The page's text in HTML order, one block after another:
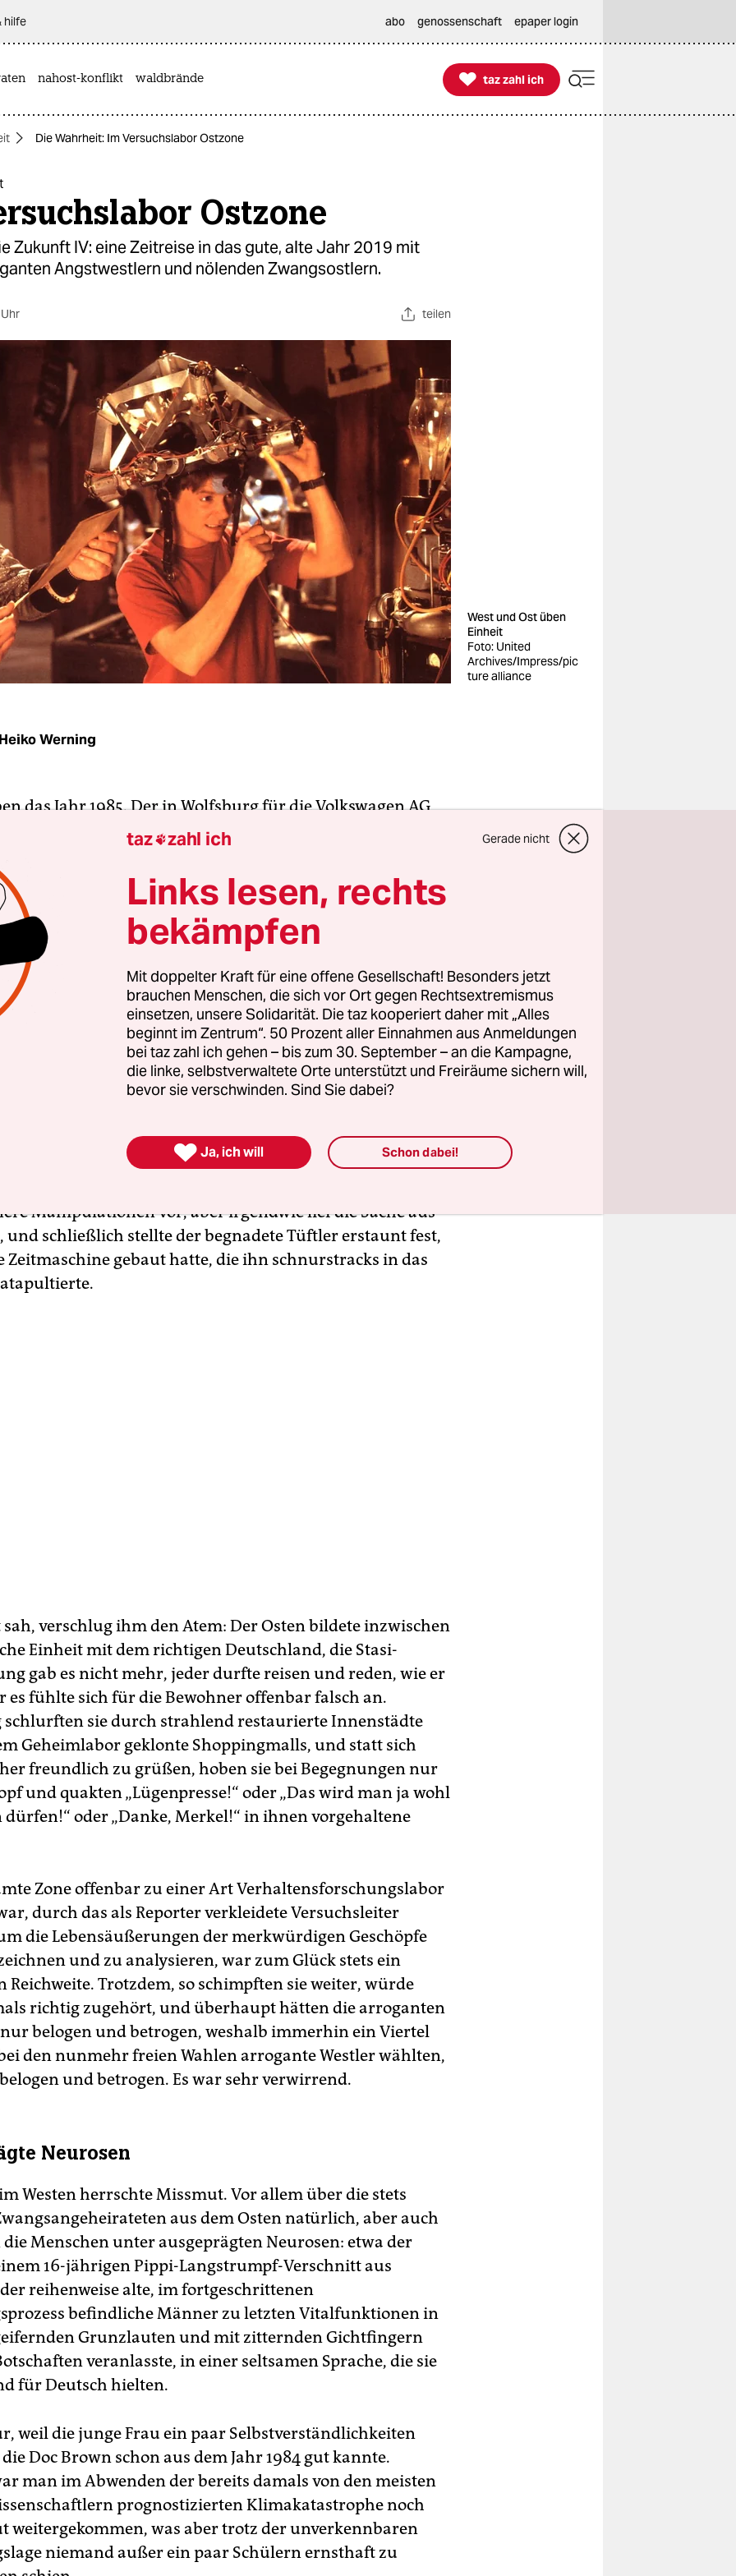
hilfe abo genossenschaft epaper login
nahost-konflikt waldbrände 
taz zahl ich
taz zahl ich
Die Wahrheit: Im Versuchslabor Ostzone
Ostzone
Zukunft IV: eine Zeitreise in das gute, alte Jahr 2019 mit
Angstwestlern und nölenden Zwangsostlern.
teilen
West und Ost üben
Einheit
Foto: United
Archives/Impress/pic
ture alliance
Heiko Werning
das Jahr 1985. Der in Wolfsburg für die Volkswagen AG
Ingenieur Dr. Emmett „Doc“ Brown erhält einen
Die deutsche Regierung – also die richtige deutsche
aus dem eigentlichen Deutschland; natürlich nicht die aus
Diaspora im Osten in Stasi-Dauerüberwachung –
Einführung eines Katalysators für alle Autos mit
beschlossen, was immerhin 5.000 D-Mark pro Karre
Ein Sümmchen, mit dem man aber auch viel Nützliches
die Hochzeit von Gerhard Schröder mit seiner Hiltrud
ein paar Drückerkolonnen für den jungen Carsten
organisieren, Werbung im gerade frisch gestarteten
schalten. Alles besser, als das schöne Geld für das
Luftreinhaltungsgrenzwerte auszugeben, von
Manipulationen vor, aber irgendwie lief die Sache aus
und schließlich stellte der begnadete Tüftler erstaunt fest,
Zeitmaschine gebaut hatte, die ihn schnurstracks in das
sah, verschlug ihm den Atem: Der Osten bildete inzwischen
Einheit mit dem richtigen Deutschland, die Stasi-
gab es nicht mehr, jeder durfte reisen und reden, wie er
es fühlte sich für die Bewohner offenbar falsch an.
sie durch strahlend restaurierte Innenstädte
Geheimlabor geklonte Shoppingmalls, und statt sich
freundlich zu grüßen, hoben sie bei Begegnungen nur
und quakten „Lügenpresse!“ oder „Das wird man ja wohl
dürfen!“ oder „Danke, Merkel!“ in ihnen vorgehaltene
Zone offenbar zu einer Art Verhaltensforschungslabor
durch das als Reporter verkleidete Versuchsleiter
die Lebensäußerungen der merkwürdigen Geschöpfe
und zu analysieren, war zum Glück stets ein
Trotzdem, so schimpften sie weiter, würde
richtig zugehört, und überhaupt hätten die arroganten
nur belogen und betrogen, weshalb immerhin ein Viertel
den nunmehr freien Wahlen arrogante Westler wählten,
und betrogen. Es war sehr verwirrend.
Neurosen
Westen herrschte Missmut. Vor allem über die stets
aus dem Osten natürlich, aber auch
Menschen unter ausgeprägten Neurosen: etwa der
16-jährigen Pippi-Langstrumpf-Verschnitt aus
der reihenweise alte, im fortgeschrittenen
befindliche Männer zu letzten Vitalfunk­tio­nen in
Grunzlauten und mit zitternden Gichtfingern
veranlasste, in einer seltsamen Sprache, die sie
für Deutsch hielten.
weil die junge Frau ein paar Selbstverständlichkeiten
Doc Brown schon aus dem Jahr 1984 gut kannte.
man im Abwenden der bereits damals von den meisten
prognostizierten Klimakatastrophe noch
weitergekommen, was aber trotz der unverkennbaren
niemand außer ein paar Schülern ernsthaft zu
taz zahl ich Gerade nicht
Links lesen, rechts
bekämpfen
Mit doppelter Kraft für eine offene Gesellschaft! Besonders jetzt
brauchen Menschen, die sich vor Ort gegen Rechtsextremismus
einsetzen, unsere Solidarität. Die taz kooperiert daher mit „Alles
beginnt im Zentrum“. 50 Prozent aller Einnahmen aus Anmeldungen
bei taz zahl ich gehen – bis zum 30. September – an die Kampagne,
die linke, selbstverwaltete Orte unterstützt und Freiräume sichern will,
bevor sie verschwinden. Sind Sie dabei?
 Ja, ich will Schon dabei!